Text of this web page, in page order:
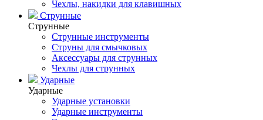
Чехлы, накидки для клавишных
Струнные
Струнные
Струнные инструменты
Струны для смычковых
Аксессуары для струнных
Чехлы для струнных
Ударные
Ударные
Ударные установки
Ударные инструменты